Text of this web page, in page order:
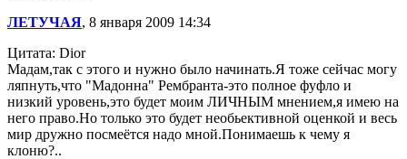
ЛЕТУЧАЯ, 8 января 2009 14:34
Цитата: Dior
Мадам,так с этого и нужно было начинать.Я тоже сейчас могу
ляпнуть,что "Мадонна" Рембранта-это полное фуфло и
низкий уровень,это будет моим ЛИЧНЫМ мнением,я имею на
него право.Но только это будет необьективной оценкой и весь
мир дружно посмеётся надо мной.Понимаешь к чему я
клоню?..